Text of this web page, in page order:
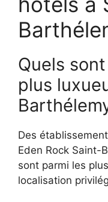
Quels
plus
Des
Eden Rock Saint-
sont parmi les
localisation